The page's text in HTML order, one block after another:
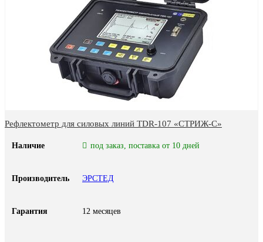
Рефлектометр для силовых линий TDR-107 «СТРИЖ-С»
Наличие под заказ, поставка от 10 дней
Производитель ЭРСТЕД
Гарантия 12 месяцев